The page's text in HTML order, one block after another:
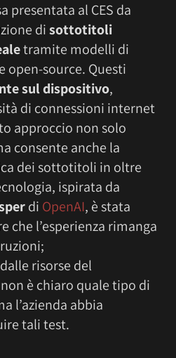
presentata al CES da
disottotitoli
tramite modelli di
open-source. Questi
sul dispositivo,
di connessioni internet
approccio non solo
consente anche la
dei sottotitoli in oltre
ispirata da
di OpenAI, è stata
che l’esperienza rimanga
risorse del
è chiaro quale tipo di
l’azienda abbia
tali test.